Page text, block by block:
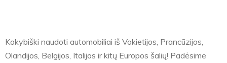
Kokybiški naudoti automobiliai iš Vokietijos, Prancūzijos,
Olandijos, Belgijos, Italijos ir kitų Europos šalių! Padėsime